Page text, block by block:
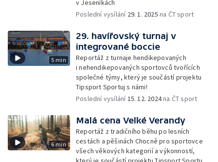
v Jeseníkách
Poslední vysílání 29. 1. 2025 na ČT sport
5 min
29. havířovský turnaj v
integrované boccie
Reportáž z turnaje hendikepovaných
i nehendikepovaných sportovců tvořících
společné týmy, který je součástí projektu
Tipsport Sportuj s námi!
Poslední vysílání15. 12. 2024na ČT sport
6 min
Malá cena Velké Verandy
Reportáž z tradičního běhu po lesních
cestách a pěšinách Chocně pro sportovce
všech věkových kategorií a výkonností,